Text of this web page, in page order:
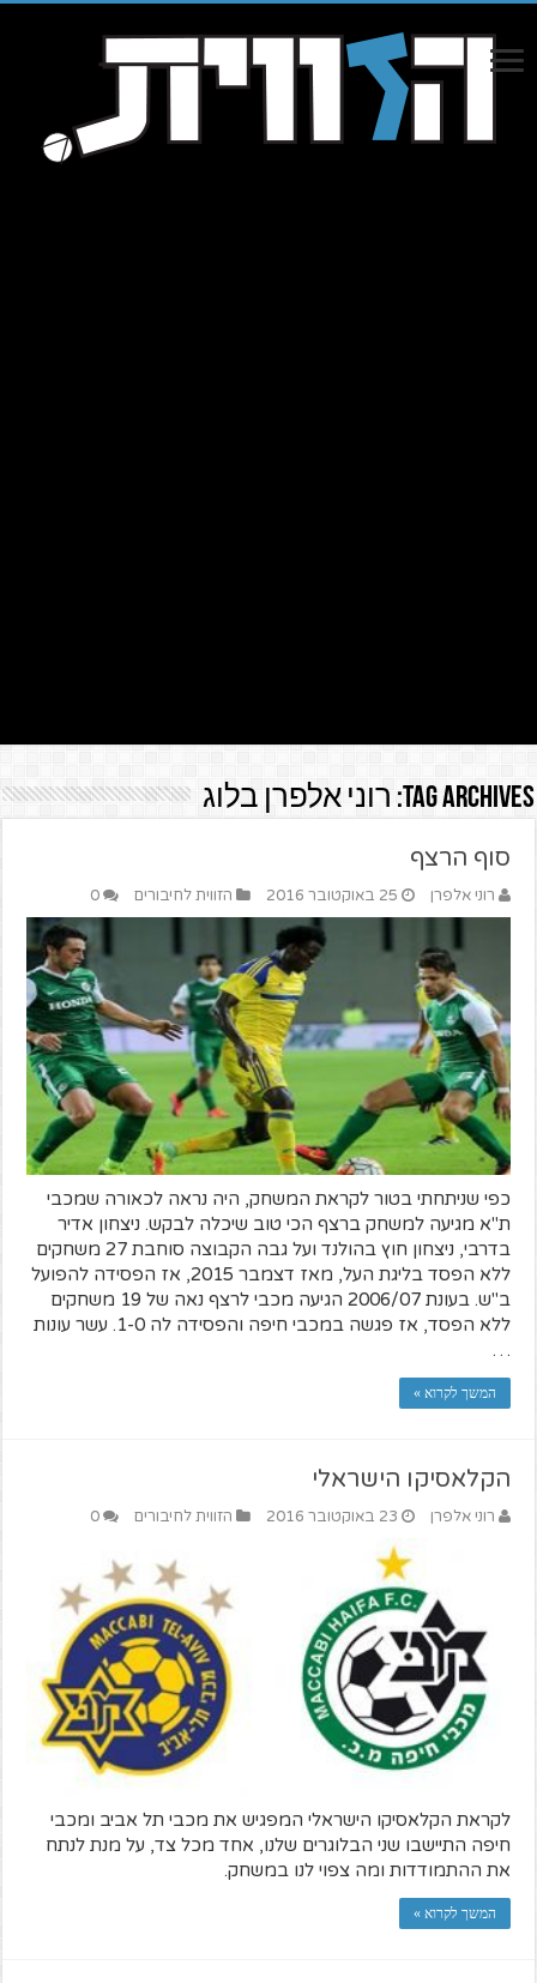
Tag Archives: רוני אלפרן בלוג
סוף הרצף
רוני אלפרן 25 באוקטובר 2016 הזווית לחיבורים 0
כפי שניתחתי בטור לקראת המשחק, היה נראה לכאורה שמכבי
ת"א מגיעה למשחק ברצף הכי טוב שיכלה לבקש. ניצחון אדיר
בדרבי, ניצחון חוץ בהולנד ועל גבה הקבוצה סוחבת 27 משחקים
ללא הפסד בליגת העל, מאז דצמבר 2015, אז הפסידה להפועל
ב"ש. בעונת 2006/07 הגיעה מכבי לרצף נאה של 19 משחקים
ללא הפסד, אז פגשה במכבי חיפה והפסידה לה 1-0. עשר עונות
…
המשך לקרוא »
הקלאסיקו הישראלי
רוני אלפרן 23 באוקטובר 2016 הזווית לחיבורים 0
לקראת הקלאסיקו הישראלי המפגיש את מכבי תל אביב ומכבי
חיפה התיישבו שני הבלוגרים שלנו, אחד מכל צד, על מנת לנתח
את ההתמודדות ומה צפוי לנו במשחק.
המשך לקרוא »